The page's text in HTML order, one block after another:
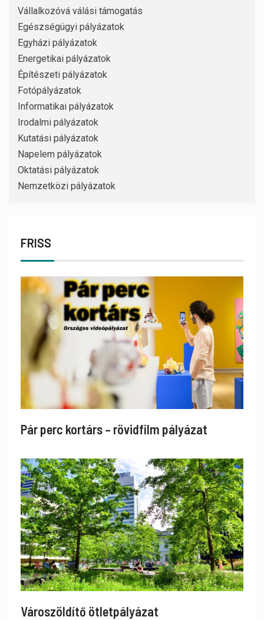
Vállalkozóvá válási támogatás
Egészségügyi pályázatok
Egyházi pályázatok
Energetikai pályázatok
Építészeti pályázatok
Fotópályázatok
Informatikai pályázatok
Irodalmi pályázatok
Kutatási pályázatok
Napelem pályázatok
Oktatási pályázatok
Nemzetközi pályázatok
FRISS
Pár perc kortárs – rövidfilm pályázat
Városzöldítő ötletpályázat